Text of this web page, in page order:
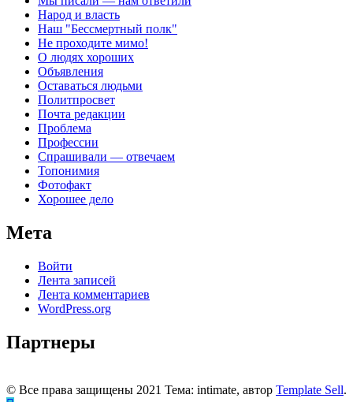
Народ и власть
Наш "Бессмертный полк"
Не проходите мимо!
О людях хороших
Объявления
Оставаться людьми
Политпросвет
Почта редакции
Проблема
Профессии
Спрашивали — отвечаем
Топонимия
Фотофакт
Хорошее дело
Мета
Войти
Лента записей
Лента комментариев
WordPress.org
Партнеры
© Все права защищены 2021 Тема: intimate, автор Template Sell.